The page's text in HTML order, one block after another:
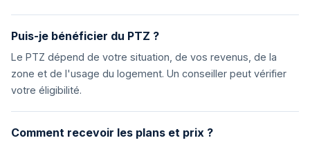
Puis-je bénéficier du PTZ ?
Le PTZ dépend de votre situation, de vos revenus, de la
zone et de l'usage du logement. Un conseiller peut vérifier
votre éligibilité.
Comment recevoir les plans et prix ?